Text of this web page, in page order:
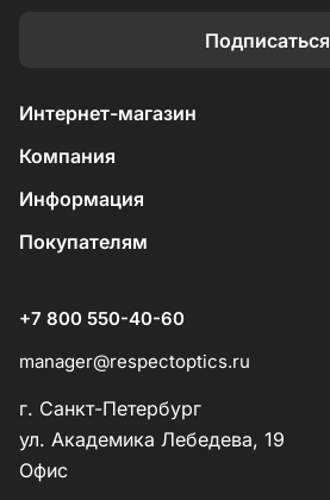
Подписаться
Интернет-магазин
Компания
Информация
Покупателям
+7 800 550-40-60
manager@respectoptics.ru
г. Санкт-Петербург
ул. Академика Лебедева, 19
Офис